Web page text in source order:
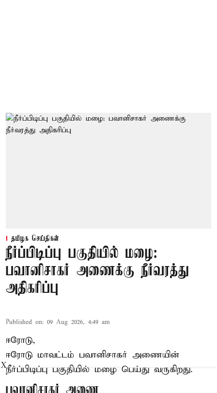
தமிழக செய்திகள்
நீர்ப்பிடிப்பு பகுதியில் மழை:
பவானிசாகர் அணைக்கு நீர்வரத்து
அதிகரிப்பு
Published on: 09 Aug 2026, 4:49 am
ஈரோடு,
ஈரோடு மாவட்டம் பவானிசாகர் அணையின்
நீர்ப்பிடிப்பு பகுதியில் மழை பெய்து வருகிறது.
X